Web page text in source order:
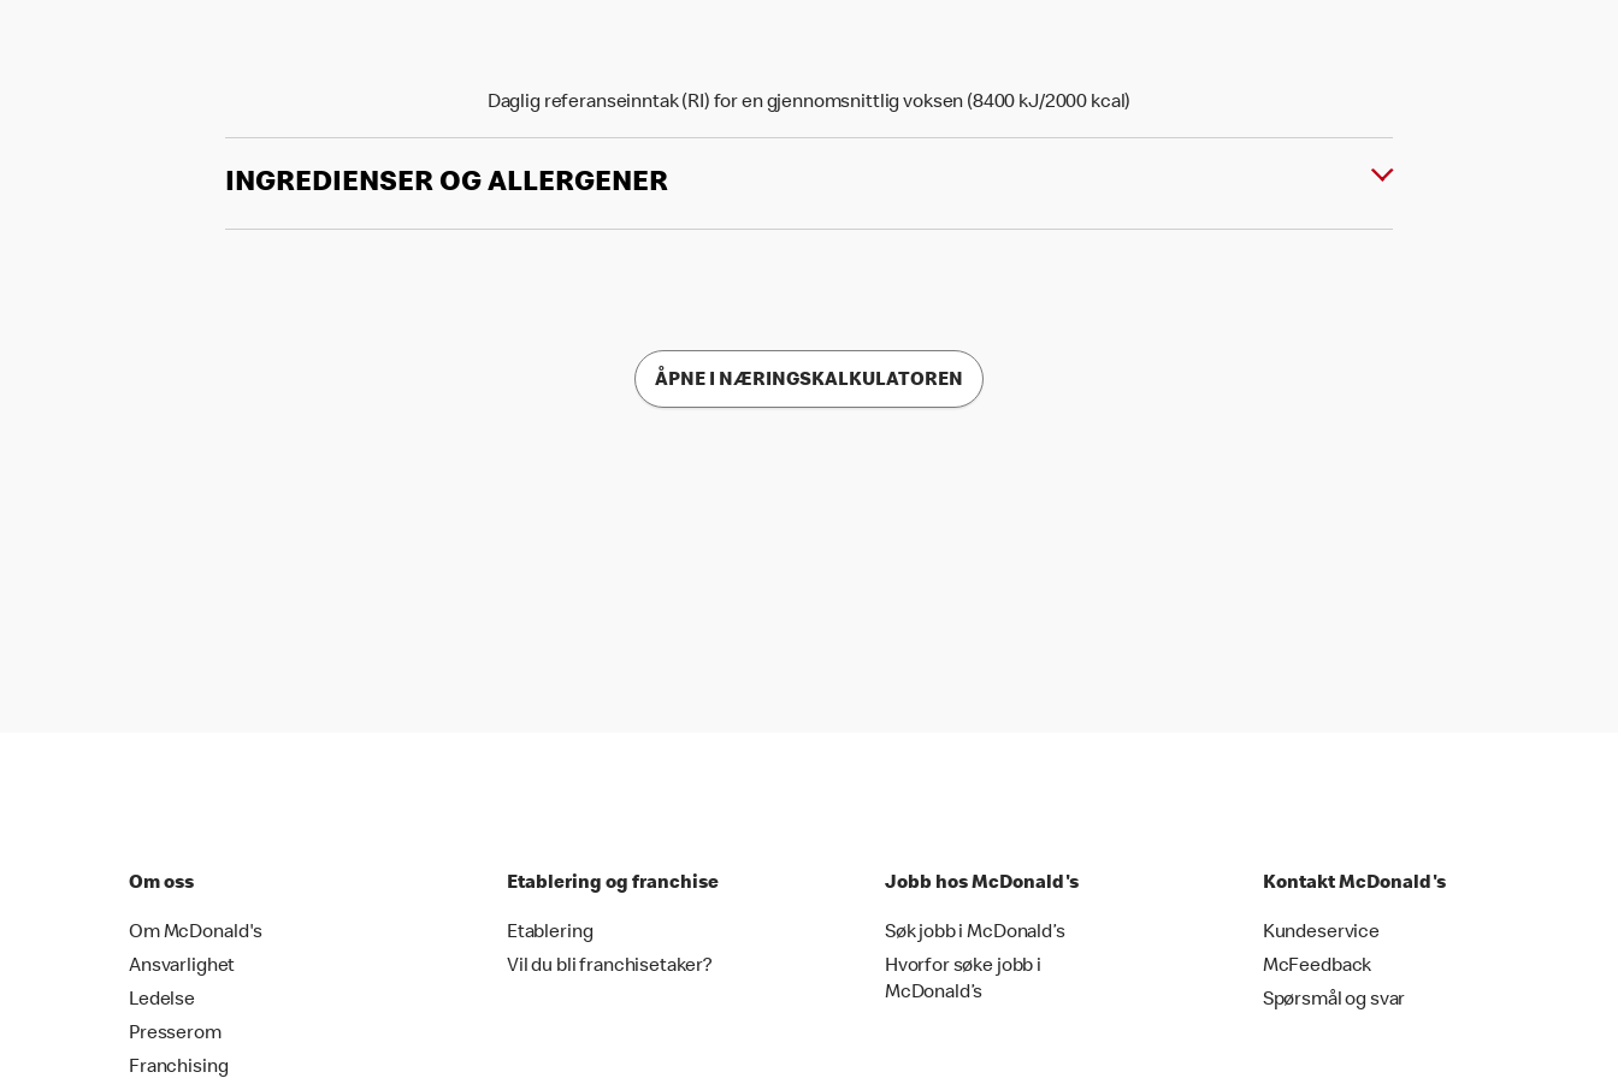
Daglig referanseinntak (RI) for en gjennomsnittlig voksen (8400 kJ/2000 kcal)
INGREDIENSER OG ALLERGENER
ÅPNE I NÆRINGSKALKULATOREN
Om oss
Om McDonald's
Ansvarlighet
Ledelse
Presserom
Franchising
Etablering og franchise
Etablering
Vil du bli franchisetaker?
Jobb hos McDonald's
Søk jobb i McDonald’s
Hvorfor søke jobb i
McDonald’s
Kontakt McDonald's
Kundeservice
McFeedback
Spørsmål og svar